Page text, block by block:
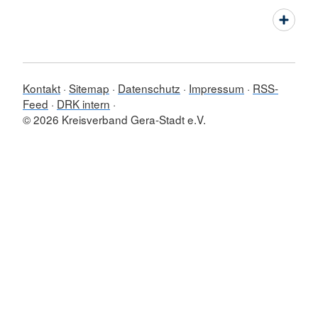
Kontakt Sitemap Datenschutz Impressum
RSS-
Feed
DRK intern
© 2026 Kreisverband Gera-Stadt e.V.